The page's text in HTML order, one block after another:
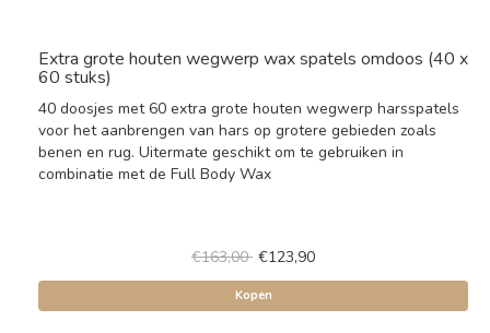
Extra grote houten wegwerp wax spatels omdoos (40 x
60 stuks)
40 doosjes met 60 extra grote houten wegwerp harsspatels
voor het aanbrengen van hars op grotere gebieden zoals
benen en rug. Uitermate geschikt om te gebruiken in
combinatie met de Full Body Wax
€163,00 €123,90
Kopen